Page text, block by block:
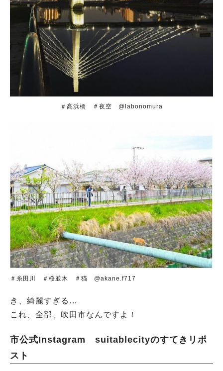
＃高浜橋 ＃夜空 @labonomura
＃糸田川 ＃桜並木 ＃猫 @akane.f717
き、綺麗すぎる…
これ、全部、吹田市なんですよ！
市公式Instagram suitablecityのすてきリポ
スト